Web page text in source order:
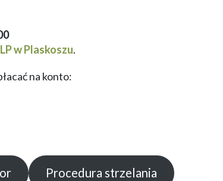
w Plaskoszu.
na konto:
Procedura strzelania